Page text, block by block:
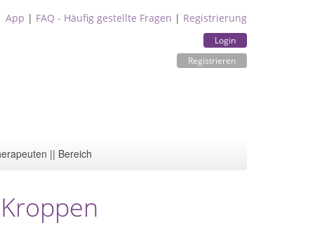
App | FAQ - Häufig gestellte Fragen | Registrierung
Login
Registrieren
|| Bereich